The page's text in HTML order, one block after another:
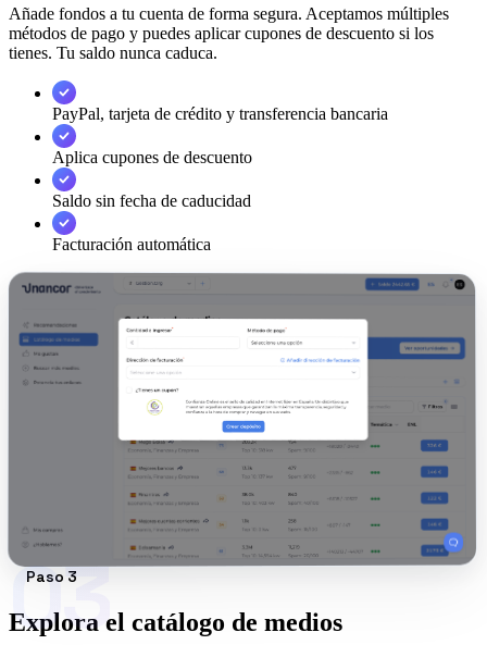
Añade fondos a tu cuenta de forma segura. Aceptamos múltiples
métodos de pago y puedes aplicar cupones de descuento si los
tienes. Tu saldo nunca caduca.
PayPal, tarjeta de crédito y transferencia bancaria
Aplica cupones de descuento
Saldo sin fecha de caducidad
Facturación automática
03
Paso 3
Explora el catálogo de medios